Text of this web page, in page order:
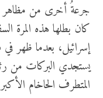
جرعةُ أخرى من مظاهر
كان بطلها هذه المرة
إسرائيل، بعدما ظهر
يستجدي البركات من
المتطرف الحاخام